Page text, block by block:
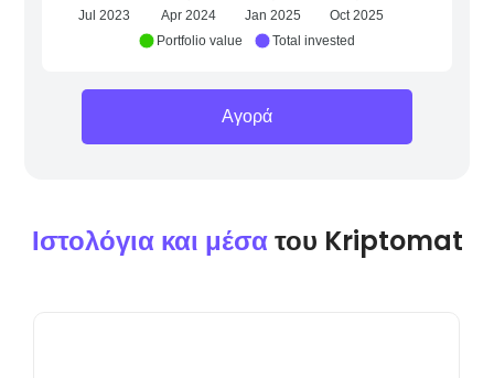
Jul 2023 Apr 2024 Jan 2025 Oct 2025
Portfolio value Total invested
Αγορά
Ιστολόγια και μέσατου Kriptomat